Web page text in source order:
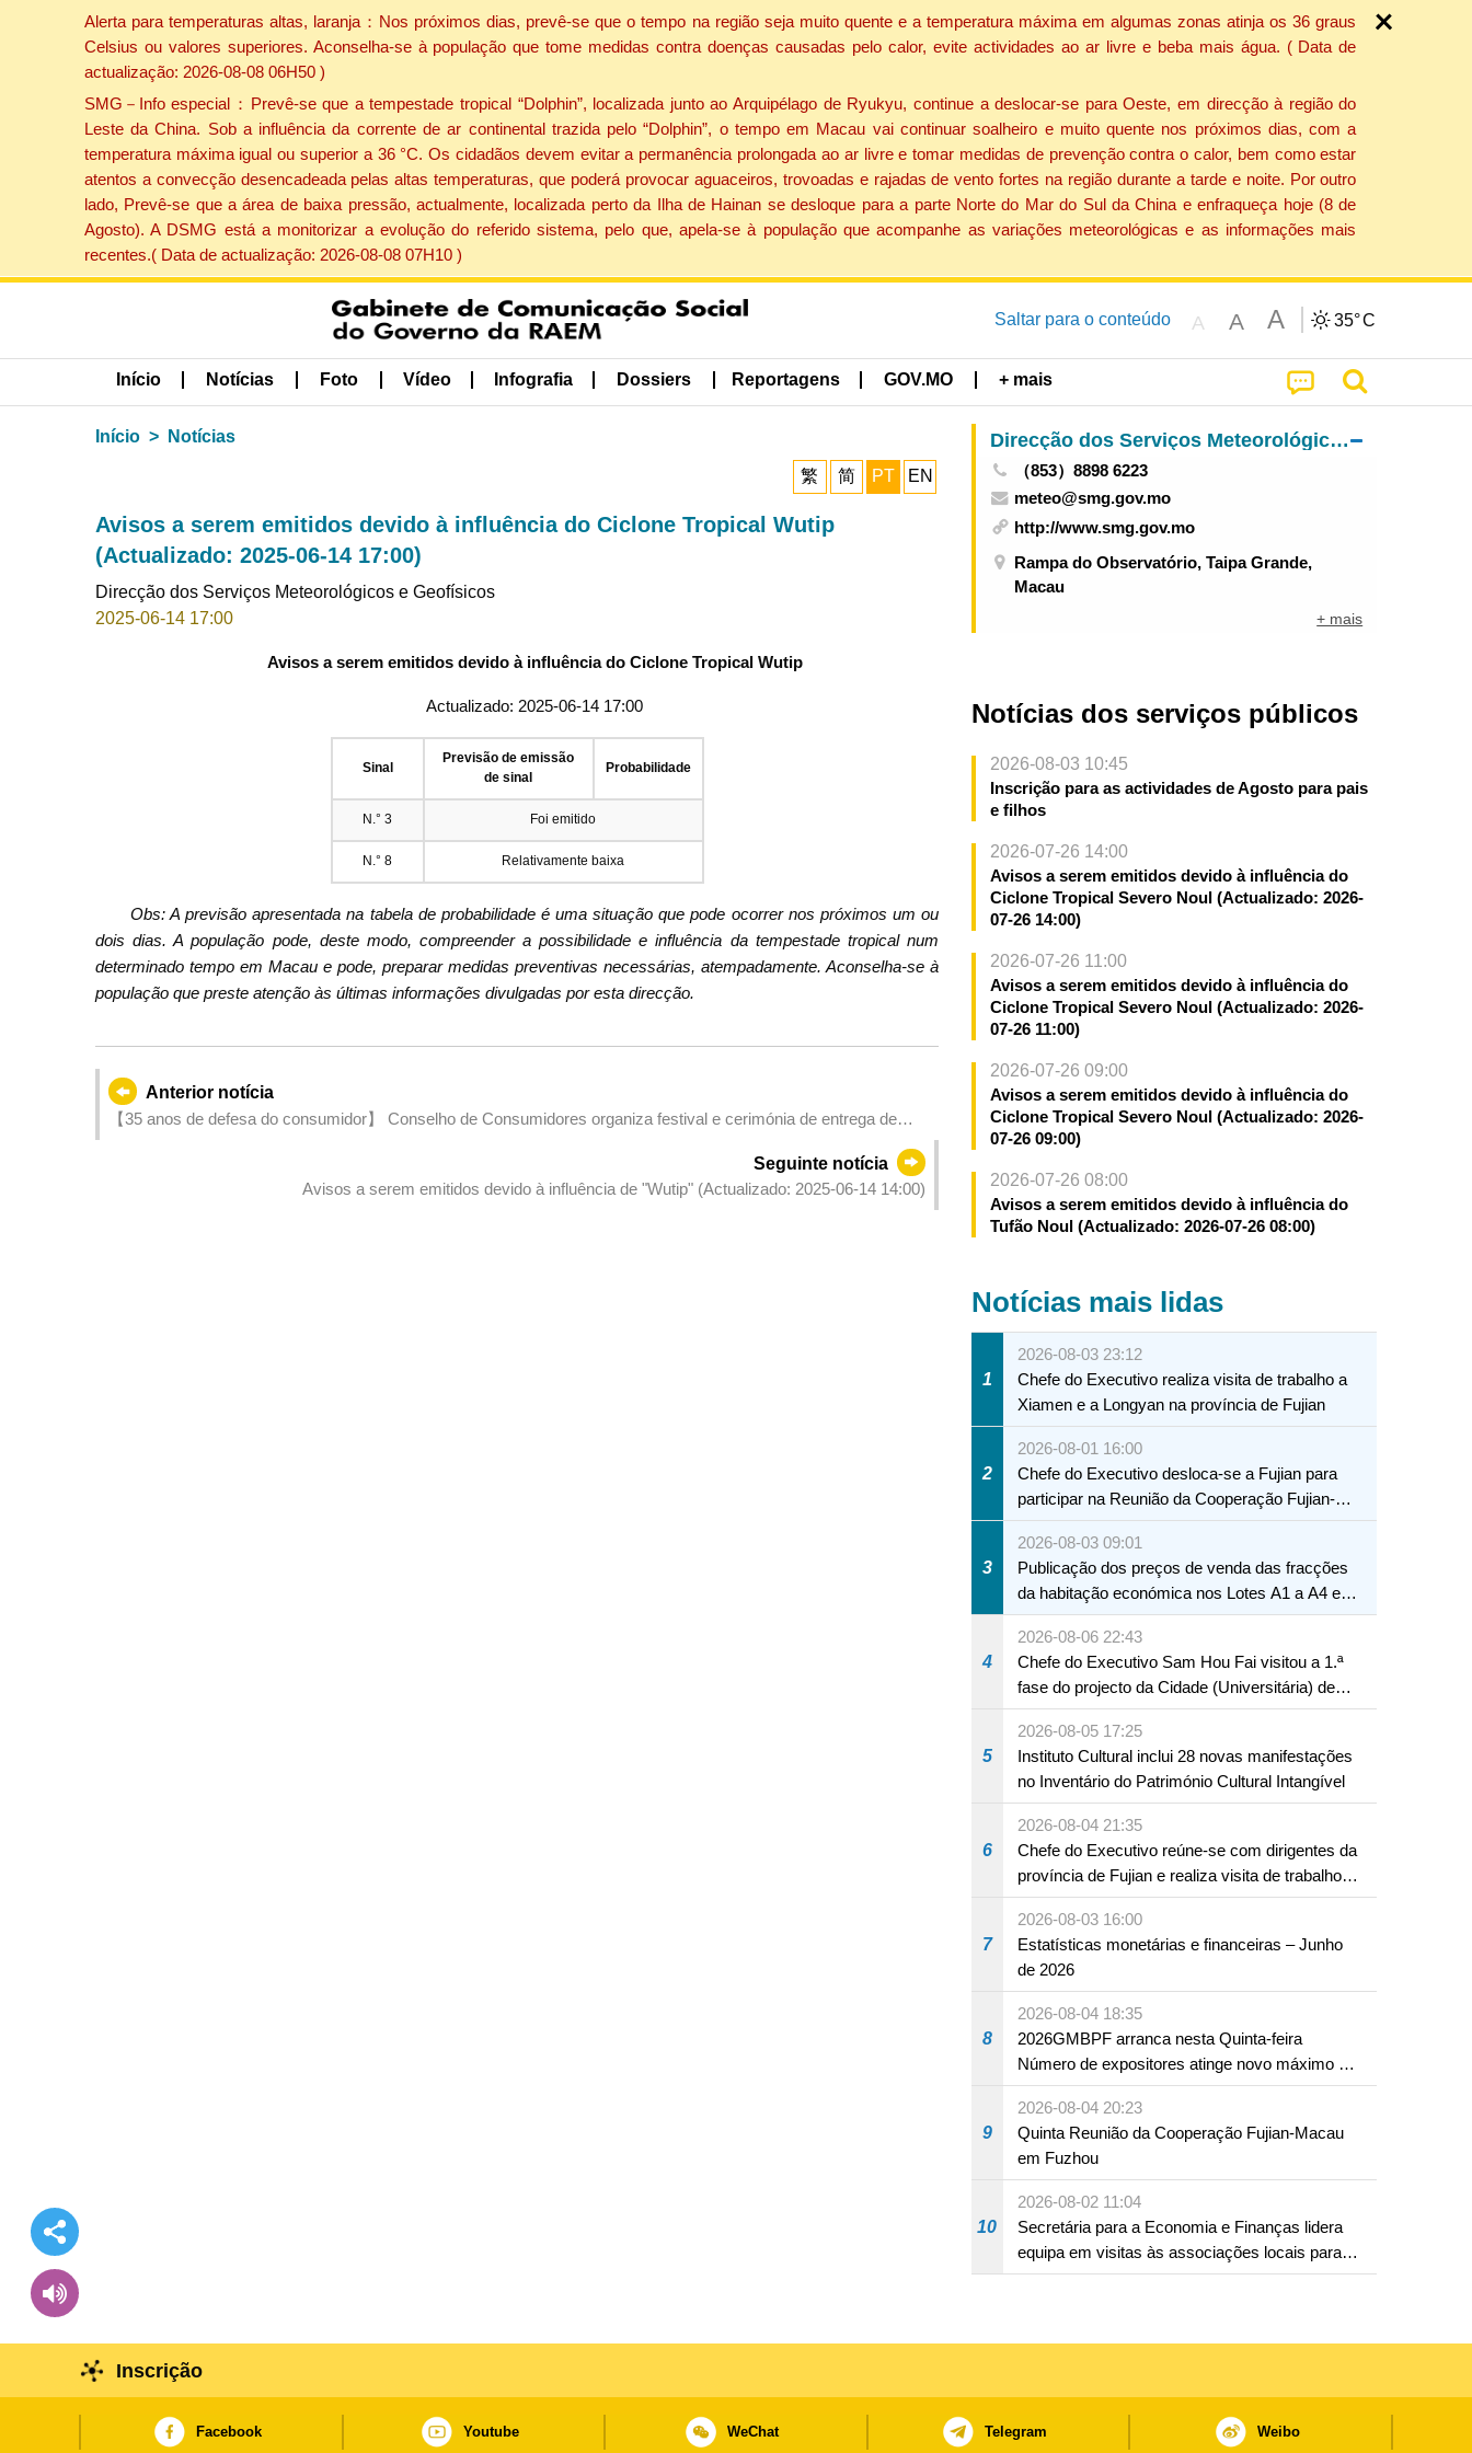
Alerta para temperaturas altas, laranja：Nos próximos dias, prevê-se que o tempo na região seja muito quente e a temperatura máxima em algumas zonas atinja os 36 graus
Celsius ou valores superiores. Aconselha-se à população que tome medidas contra doenças causadas pelo calor, evite actividades ao ar livre e beba mais água. ( Data de
actualização: 2026-08-08 06H50 )
SMG－Info especial：Prevê-se que a tempestade tropical “Dolphin”, localizada junto ao Arquipélago de Ryukyu, continue a deslocar-se para Oeste, em direcção à região do
Leste da China. Sob a influência da corrente de ar continental trazida pelo “Dolphin”, o tempo em Macau vai continuar soalheiro e muito quente nos próximos dias, com a
temperatura máxima igual ou superior a 36 °C. Os cidadãos devem evitar a permanência prolongada ao ar livre e tomar medidas de prevenção contra o calor, bem como estar
atentos a convecção desencadeada pelas altas temperaturas, que poderá provocar aguaceiros, trovoadas e rajadas de vento fortes na região durante a tarde e noite. Por outro
lado, Prevê-se que a área de baixa pressão, actualmente, localizada perto da Ilha de Hainan se desloque para a parte Norte do Mar do Sul da China e enfraqueça hoje (8 de
Agosto). A DSMG está a monitorizar a evolução do referido sistema, pelo que, apela-se à população que acompanhe as variações meteorológicas e as informações mais
recentes.( Data de actualização: 2026-08-08 07H10 )
Saltar para o conteúdo A A A 35°C
Início Notícias Foto Vídeo Infografia Dossiers Reportagens GOV.MO + mais
Início Notícias
繁 简 PT EN
Avisos a serem emitidos devido à influência do Ciclone Tropical Wutip
(Actualizado: 2025-06-14 17:00)
Direcção dos Serviços Meteorológicos e Geofísicos
2025-06-14 17:00
Avisos a serem emitidos devido à influência do Ciclone Tropical Wutip
Actualizado: 2025-06-14 17:00
Sinal
Previsão de emissão
de sinal
Probabilidade
N.° 3 Foi emitido
N.° 8 Relativamente baixa
Obs: A previsão apresentada na tabela de probabilidade é uma situação que pode ocorrer nos próximos um ou
dois dias. A população pode, deste modo, compreender a possibilidade e influência da tempestade tropical num
determinado tempo em Macau e pode, preparar medidas preventivas necessárias, atempadamente. Aconselha-se à
população que preste atenção às últimas informações divulgadas por esta direcção.
Anterior notícia
【35 anos de defesa do consumidor】 Conselho de Consumidores organiza festival e cerimónia de entrega de
Seguinte notícia
Avisos a serem emitidos devido à influência de "Wutip" (Actualizado: 2025-06-14 14:00)
Direcção dos Serviços Meteorológicos e Geofísicos
（853）8898 6223
meteo@smg.gov.mo
http://www.smg.gov.mo
Rampa do Observatório, Taipa Grande,
Macau
+ mais
Notícias dos serviços públicos
2026-08-03 10:45
Inscrição para as actividades de Agosto para pais
e filhos
2026-07-26 14:00
Avisos a serem emitidos devido à influência do
Ciclone Tropical Severo Noul (Actualizado: 2026-
07-26 14:00)
2026-07-26 11:00
Avisos a serem emitidos devido à influência do
Ciclone Tropical Severo Noul (Actualizado: 2026-
07-26 11:00)
2026-07-26 09:00
Avisos a serem emitidos devido à influência do
Ciclone Tropical Severo Noul (Actualizado: 2026-
07-26 09:00)
2026-07-26 08:00
Avisos a serem emitidos devido à influência do
Tufão Noul (Actualizado: 2026-07-26 08:00)
Notícias mais lidas
1
2026-08-03 23:12
Chefe do Executivo realiza visita de trabalho a
Xiamen e a Longyan na província de Fujian
2
2026-08-01 16:00
Chefe do Executivo desloca-se a Fujian para
participar na Reunião da Cooperação Fujian-
Macau
3
2026-08-03 09:01
Publicação dos preços de venda das fracções
da habitação económica nos Lotes A1 a A4 e
A12 da Zona A dos Novos Aterros
4
2026-08-06 22:43
Chefe do Executivo Sam Hou Fai visitou a 1.ª
fase do projecto da Cidade (Universitária) de
Educação Internacional de Macau e Hengqin
5
2026-08-05 17:25
Instituto Cultural inclui 28 novas manifestações
no Inventário do Património Cultural Intangível
6
2026-08-04 21:35
Chefe do Executivo reúne-se com dirigentes da
província de Fujian e realiza visita de trabalho
em Fuzhou
7
2026-08-03 16:00
Estatísticas monetárias e financeiras – Junho
de 2026
8
2026-08-04 18:35
2026GMBPF arranca nesta Quinta-feira
Número de expositores atinge novo máximo em
18 anos
9
2026-08-04 20:23
Quinta Reunião da Cooperação Fujian-Macau
em Fuzhou
10
2026-08-02 11:04
Secretária para a Economia e Finanças lidera
equipa em visitas às associações locais para
consolidar consensos e promover os trabalhos
Inscrição
Facebook Youtube WeChat Telegram Weibo